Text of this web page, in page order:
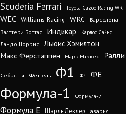
Scuderia Ferrari Toyota Gazoo Racing WRT
WEC Williams Racing WRC
Барселона
Валттери Боттас
Индикар Карлос Сайнс
Ландо Норрис
Льюис Хэмилтон
Макс Ферстаппен
Марк Маркес Ралли
Себастьян Феттель Ф1 Ф2 ФЕ
Формула-1 Формула-2
Формула Е Шарль Леклер авария